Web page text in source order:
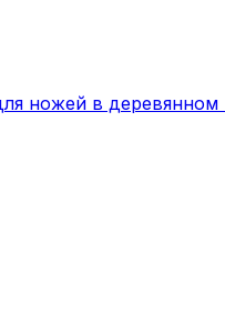
ножей в деревянном